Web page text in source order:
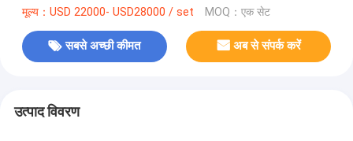
मूल्य：USD 22000- USD28000 / set MOQ：एक सेट
सबसे अच्छी कीमत अब से संपर्क करें
उत्पाद विवरण